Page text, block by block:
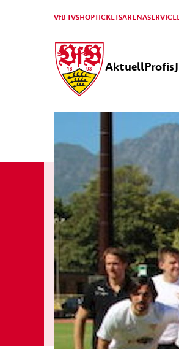
VfB TVSHOPTICKETSARENASERVICE
AktuellProfis